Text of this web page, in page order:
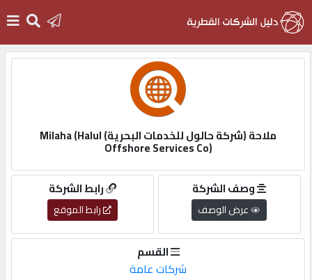
التسجيل
English
ملاحة (شركة حالول للخدمات البحرية) Milaha (Halul
Offshore Services Co)
رابط الشركة
رابط الموقع
وصف الشركة
عرض الوصف
القسم
شركات عامة